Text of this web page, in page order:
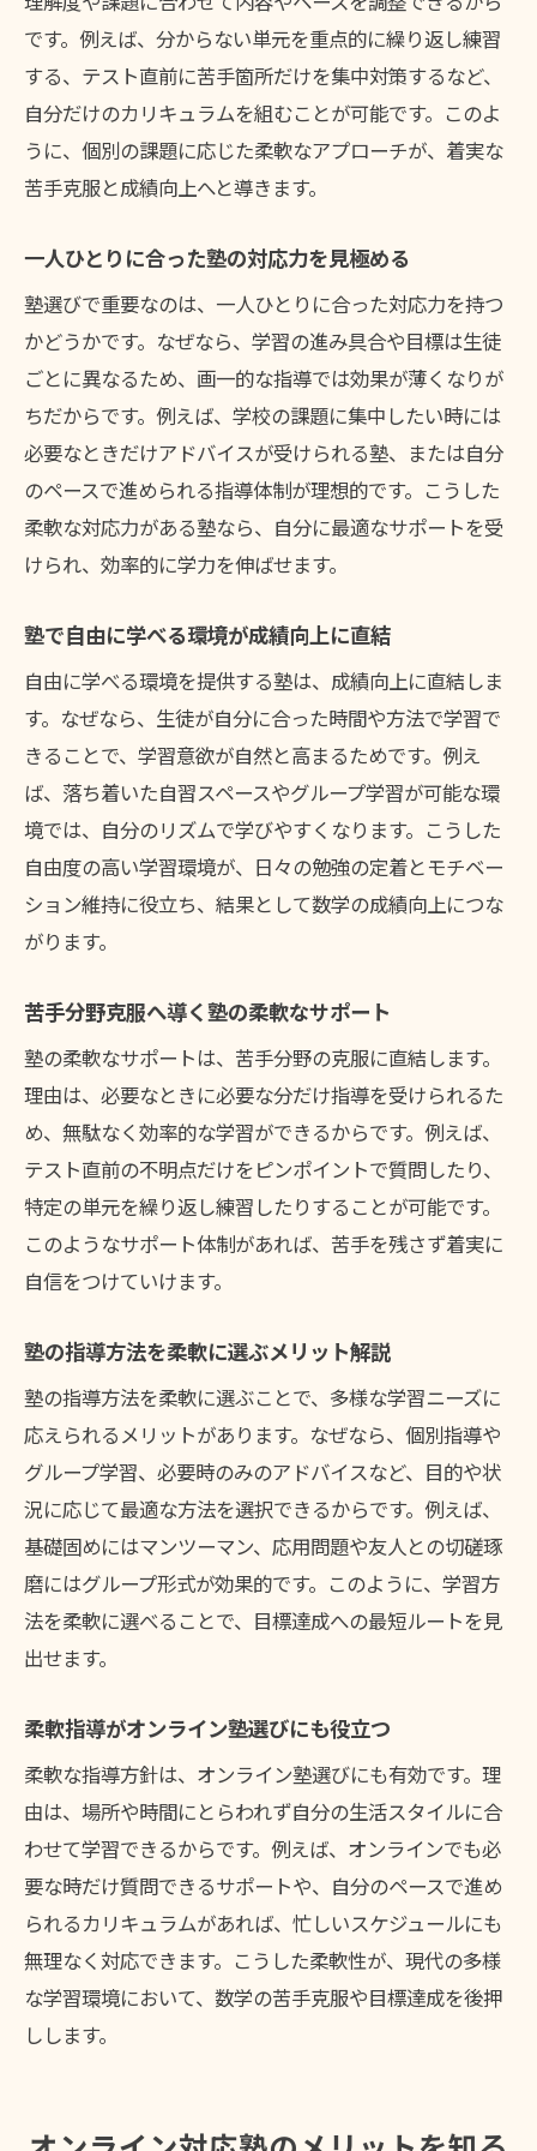
です。例えば、分からない単元を重点的に繰り返し練習
する、テスト直前に苦手箇所だけを集中対策するなど、
自分だけのカリキュラムを組むことが可能です。このよ
うに、個別の課題に応じた柔軟なアプローチが、着実な
苦手克服と成績向上へと導きます。
一人ひとりに合った塾の対応力を見極める
塾選びで重要なのは、一人ひとりに合った対応力を持つ
かどうかです。なぜなら、学習の進み具合や目標は生徒
ごとに異なるため、画一的な指導では効果が薄くなりが
ちだからです。例えば、学校の課題に集中したい時には
必要なときだけアドバイスが受けられる塾、または自分
のペースで進められる指導体制が理想的です。こうした
柔軟な対応力がある塾なら、自分に最適なサポートを受
けられ、効率的に学力を伸ばせます。
塾で自由に学べる環境が成績向上に直結
自由に学べる環境を提供する塾は、成績向上に直結しま
す。なぜなら、生徒が自分に合った時間や方法で学習で
きることで、学習意欲が自然と高まるためです。例え
ば、落ち着いた自習スペースやグループ学習が可能な環
境では、自分のリズムで学びやすくなります。こうした
自由度の高い学習環境が、日々の勉強の定着とモチベー
ション維持に役立ち、結果として数学の成績向上につな
がります。
苦手分野克服へ導く塾の柔軟なサポート
塾の柔軟なサポートは、苦手分野の克服に直結します。
理由は、必要なときに必要な分だけ指導を受けられるた
め、無駄なく効率的な学習ができるからです。例えば、
テスト直前の不明点だけをピンポイントで質問したり、
特定の単元を繰り返し練習したりすることが可能です。
このようなサポート体制があれば、苦手を残さず着実に
自信をつけていけます。
塾の指導方法を柔軟に選ぶメリット解説
塾の指導方法を柔軟に選ぶことで、多様な学習ニーズに
応えられるメリットがあります。なぜなら、個別指導や
グループ学習、必要時のみのアドバイスなど、目的や状
況に応じて最適な方法を選択できるからです。例えば、
基礎固めにはマンツーマン、応用問題や友人との切磋琢
磨にはグループ形式が効果的です。このように、学習方
法を柔軟に選べることで、目標達成への最短ルートを見
出せます。
柔軟指導がオンライン塾選びにも役立つ
柔軟な指導方針は、オンライン塾選びにも有効です。理
由は、場所や時間にとらわれず自分の生活スタイルに合
わせて学習できるからです。例えば、オンラインでも必
要な時だけ質問できるサポートや、自分のペースで進め
られるカリキュラムがあれば、忙しいスケジュールにも
無理なく対応できます。こうした柔軟性が、現代の多様
な学習環境において、数学の苦手克服や目標達成を後押
しします。